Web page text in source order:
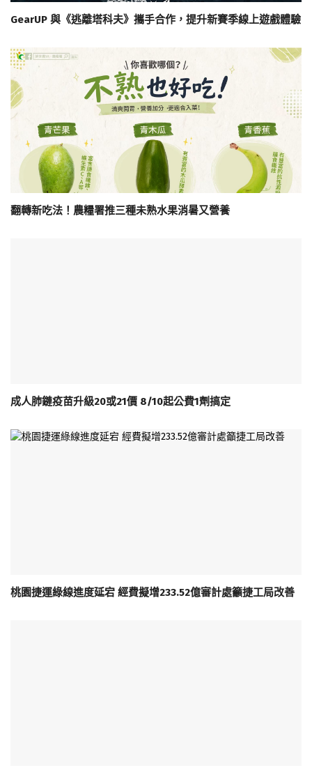
GearUP 與《逃離塔科夫》攜手合作，提升新賽季線上遊戲體驗
翻轉新吃法！農糧署推三種未熟水果消暑又營養
成人肺鏈疫苗升級20或21價 8/10起公費1劑搞定
桃園捷運綠線進度延宕 經費擬增233.52億審計處籲捷工局改善